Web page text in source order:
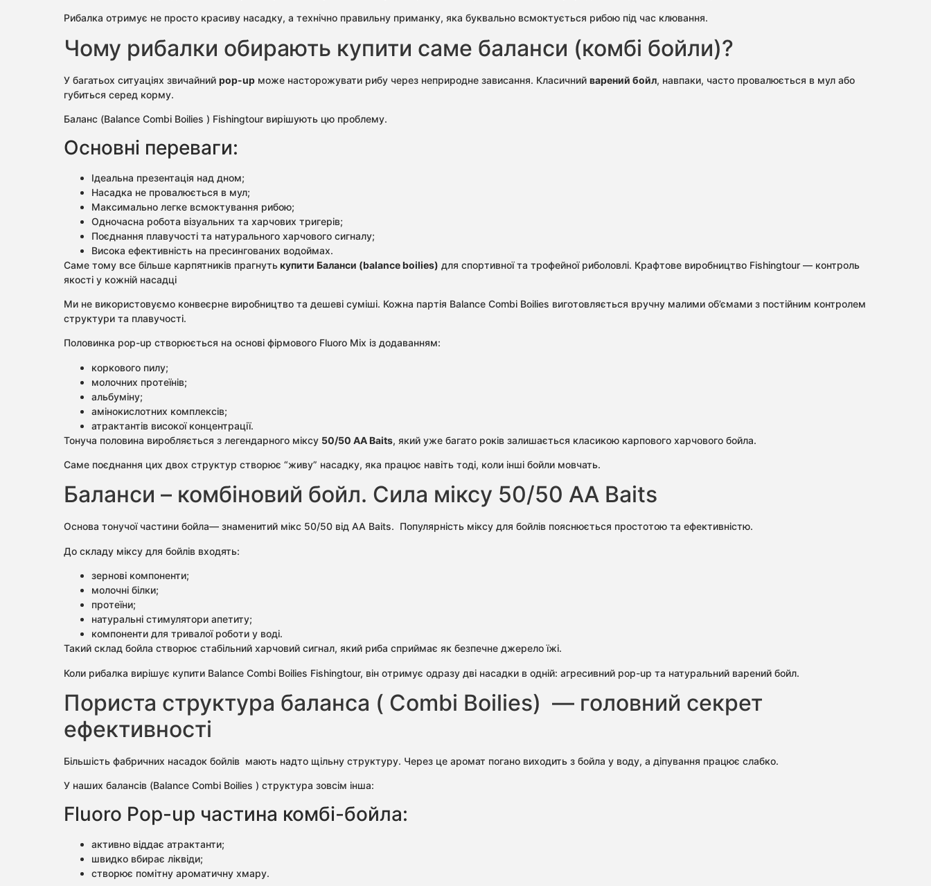
Рибалка отримує не просто красиву насадку, а технічно правильну приманку, яка буквально всмоктується рибою під час клювання.
Чому рибалки обирають купити саме баланси (комбі бойли)?
У багатьох ситуаціях звичайний pop-up може насторожувати рибу через неприродне зависання. Класичний варений бойл, навпаки, часто провалюється в мул або
губиться серед корму.
Баланс (Balance Combi Boilies ) Fishingtour вирішують цю проблему.
Основні переваги:
Ідеальна презентація над дном;
Насадка не провалюється в мул;
Максимально легке всмоктування рибою;
Одночасна робота візуальних та харчових тригерів;
Поєднання плавучості та натурального харчового сигналу;
Висока ефективність на пресингованих водоймах.
Саме тому все більше карпятників прагнутькупити Баланси (balance boilies) для спортивної та трофейної риболовлі. Крафтове виробництво Fishingtour — контроль
якості у кожній насадці
Ми не використовуємо конвеєрне виробництво та дешеві суміші. Кожна партія Balance Combi Boilies виготовляється вручну малими об’ємами з постійним контролем
структури та плавучості.
Половинка pop-up створюється на основі фірмового Fluoro Mix із додаванням:
коркового пилу;
молочних протеїнів;
альбуміну;
амінокислотних комплексів;
атрактантів високої концентрації.
Тонуча половина виробляється з легендарного міксу 50/50 AA Baits, який уже багато років залишається класикою карпового харчового бойла.
Саме поєднання цих двох структур створює “живу” насадку, яка працює навіть тоді, коли інші бойли мовчать.
Баланси – комбіновий бойл. Сила міксу 50/50 AA Baits
Основа тонучої частини бойла— знаменитий мікс 50/50 від AA Baits. Популярність міксу для бойлів пояснюється простотою та ефективністю.
До складу міксу для бойлів входять:
зернові компоненти;
молочні білки;
протеїни;
натуральні стимулятори апетиту;
компоненти для тривалої роботи у воді.
Такий склад бойла створює стабільний харчовий сигнал, який риба сприймає як безпечне джерело їжі.
Коли рибалка вирішує купити Balance Combi Boilies Fishingtour, він отримує одразу дві насадки в одній: агресивний pop-up та натуральний варений бойл.
Пориста структура баланса ( Combi Boilies) — головний секрет
ефективності
Більшість фабричних насадок бойлів мають надто щільну структуру. Через це аромат погано виходить з бойла у воду, а діпування працює слабко.
У наших балансів (Balance Combi Boilies ) структура зовсім інша:
Fluoro Pop-up частина комбі-бойла:
активно віддає атрактанти;
швидко вбирає ліквіди;
створює помітну ароматичну хмару.